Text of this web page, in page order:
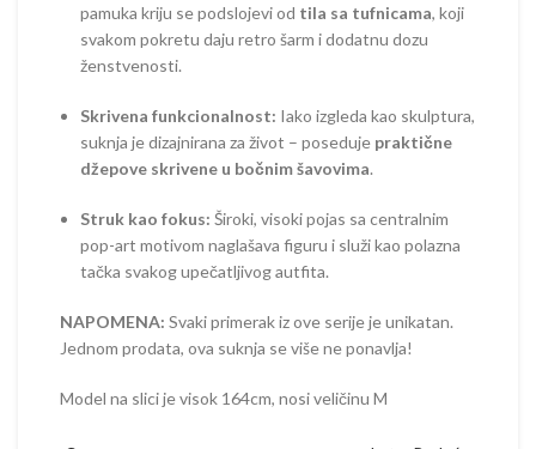
pamuka kriju se podslojevi od tila sa tufnicama, koji
svakom pokretu daju retro šarm i dodatnu dozu
ženstvenosti.
Skrivena funkcionalnost: Iako izgleda kao skulptura,
suknja je dizajnirana za život – poseduje praktične
džepove skrivene u bočnim šavovima.
Struk kao fokus: Široki, visoki pojas sa centralnim
pop-art motivom naglašava figuru i služi kao polazna
tačka svakog upečatljivog autfita.
NAPOMENA: Svaki primerak iz ove serije je unikatan.
Jednom prodata, ova suknja se više ne ponavlja!
Model na slici je visok 164cm, nosi veličinu M